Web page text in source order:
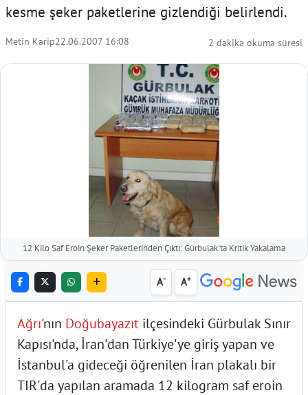
kesme şeker paketlerine gizlendiği belirlendi.
Metin Karip22.06.2007 16:08 2 dakika okuma süresi
12 Kilo Saf Eroin Şeker Paketlerinden Çıktı: Gürbulak'ta Kritik Yakalama
A- A+
Ağrı'nın Doğubayazıt ilçesindeki Gürbulak Sınır
Kapısı'nda, İran'dan Türkiye'ye giriş yapan ve
İstanbul'a gideceği öğrenilen İran plakalı bir
TIR'da yapılan aramada 12 kilogram saf eroin